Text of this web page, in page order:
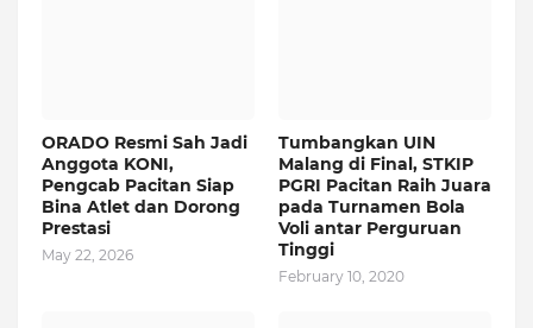
ORADO Resmi Sah Jadi
Anggota KONI,
Pengcab Pacitan Siap
Bina Atlet dan Dorong
Prestasi
May 22, 2026
Tumbangkan UIN
Malang di Final, STKIP
PGRI Pacitan Raih Juara
pada Turnamen Bola
Voli antar Perguruan
Tinggi
February 10, 2020